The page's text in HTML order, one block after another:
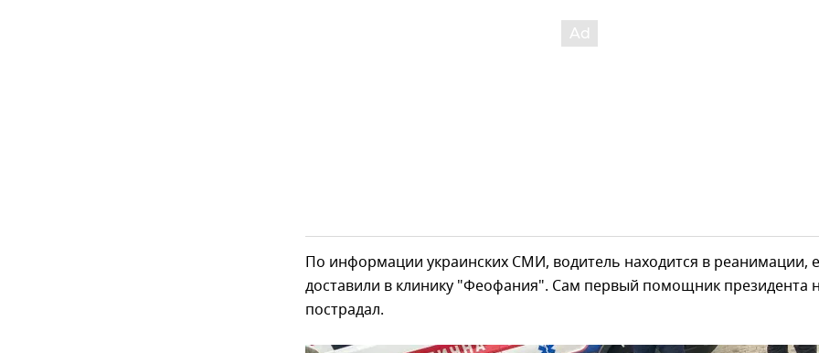
По информации украинских СМИ, водитель находится в реанимации,
доставили в клинику "Феофания". Сам первый помощник президента
пострадал.